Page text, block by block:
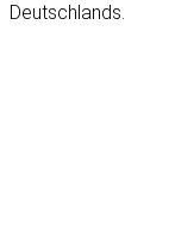
Deutschlands.